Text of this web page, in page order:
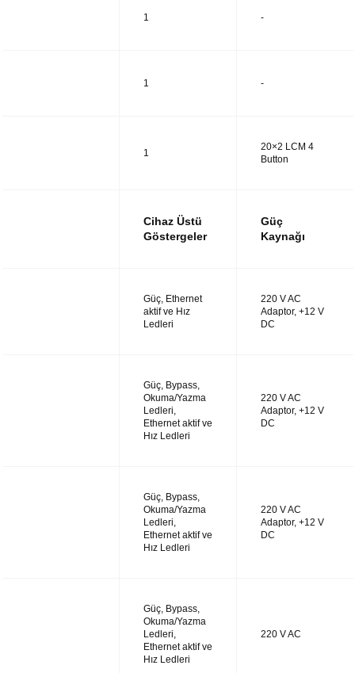
1 -
1 -
1
20×2 LCM 4
Button
Cihaz Üstü
Göstergeler
Güç
Kaynağı
Güç, Ethernet
aktif ve Hız
Ledleri
220 V AC
Adaptor, +12 V
DC
Güç, Bypass,
Okuma/Yazma
Ledleri,
Ethernet aktif ve
Hız Ledleri
220 V AC
Adaptor, +12 V
DC
Güç, Bypass,
Okuma/Yazma
Ledleri,
Ethernet aktif ve
Hız Ledleri
220 V AC
Adaptor, +12 V
DC
Güç, Bypass,
Okuma/Yazma
Ledleri,
Ethernet aktif ve
Hız Ledleri
220 V AC